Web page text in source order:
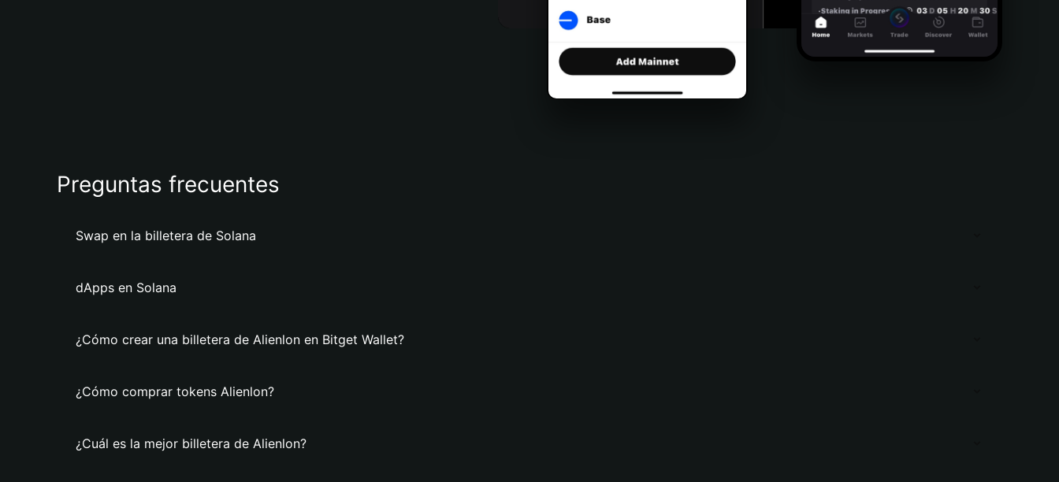
Preguntas frecuentes
Swap en la billetera de Solana
dApps en Solana
¿Cómo crear una billetera de Alienlon en Bitget Wallet?
¿Cómo comprar tokens Alienlon?
¿Cuál es la mejor billetera de Alienlon?